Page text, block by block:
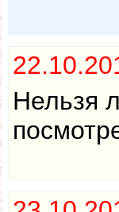
Нельзя